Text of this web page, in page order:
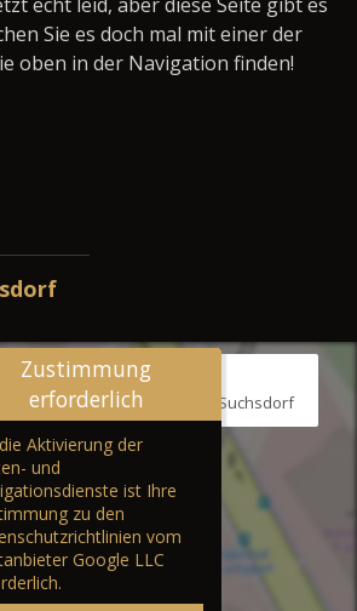
Sie es doch mal mit einer der
oben in der Navigation finden!
Weg 1, 24107 Kiel-Suchsdorf
Zustimmung
erforderlich
Aktivierung der
und
ist Ihre
zu den
vom
Google LLC